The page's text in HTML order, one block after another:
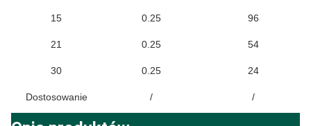
15 0.25 96
21 0.25 54
30 0.25 24
Dostosowanie / /